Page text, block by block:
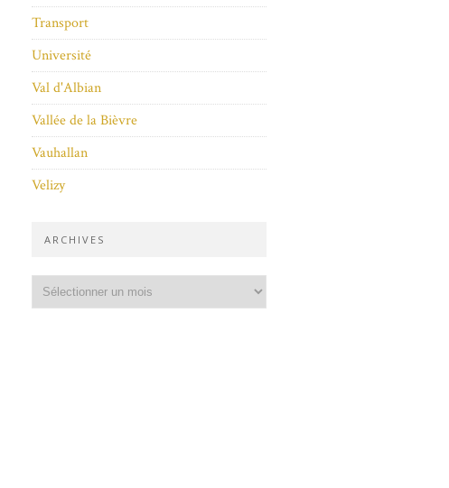
Transport
Université
Val d'Albian
Vallée de la Bièvre
Vauhallan
Velizy
ARCHIVES